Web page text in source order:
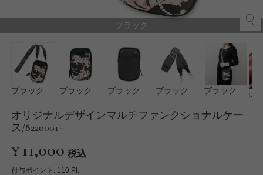
ブラック
ブラック ブラック ブラック ブラック ブラック レ
オリジナルデザインマルチファンクショナルケー
ス/8220001-
¥11,000 税込
付与ポイント: 110 Pt.